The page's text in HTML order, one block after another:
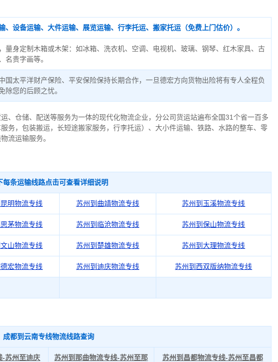
、设备运输、大件运输、展览运输、行李托运、搬家托运（免费上门估价）。
量身定制木箱或木架：如冰箱、洗衣机、空调、电视机、玻璃、钢琴、红木家具、古
名贵字画等。
国太平洋财产保险、平安保险保持长期合作，一旦德宏方向货物出险将有专人全程负
除您的后顾之忧。
、仓储、配送等服务为一体的现代化物流企业，分公司货运站遍布全国31个省一百多
务，包装搬运，长短途搬家服务，行李托运）、大小件运输、铁路、水路的整车、零
流运输服务。
每条运输线路点击可查看详细说明
明物流专线 苏州到曲靖物流专线 苏州到玉溪物流专线
茅物流专线 苏州到临沧物流专线 苏州到保山物流专线
山物流专线 苏州到楚雄物流专线 苏州到大理物流专线
宏物流专线 苏州到迪庆物流专线 苏州到西双版纳物流专线
成都到云南专线物流线路查询
-苏州至迪庆
苏州到那曲物流专线-苏州至那
苏州到昌都物流专线-苏州至昌都